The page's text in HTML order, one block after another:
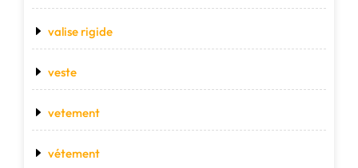
valise rigide
veste
vetement
vétement